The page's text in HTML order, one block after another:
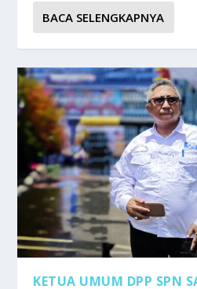
BACA SELENGKAPNYA
KETUA UMUM DPP SPN